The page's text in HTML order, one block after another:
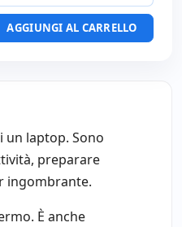
AGGIUNGI AL CARRELLO
laptop. Sono
preparare
ingombrante.
È anche